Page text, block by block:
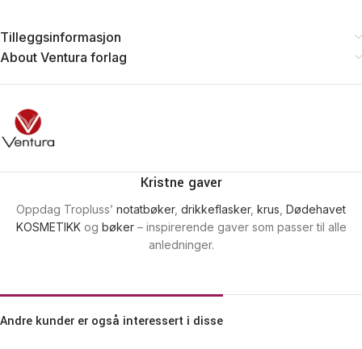
Tilleggsinformasjon
About Ventura forlag
Kristne gaver
Oppdag Tropluss’ notatbøker, drikkeflasker, krus Dødehavet
KOSMETIKKog bøker– inspirerende gaver som passer til alle
anledninger.
Andre kunder er også interessert i disse